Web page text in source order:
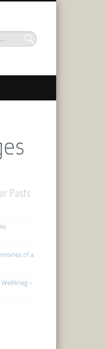
Posts
of a
Weltkrieg –